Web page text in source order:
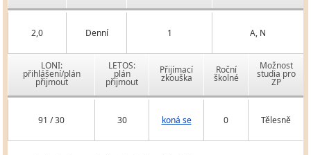
2,0 Denní 1 A, N
LONI:
přihlášení/plán
přijmout
LETOS:
plán
přijmout
Přijímací
zkouška
Roční
školné
Možnost
studia pro
ZP
91 / 30 30 koná se 0 Tělesně